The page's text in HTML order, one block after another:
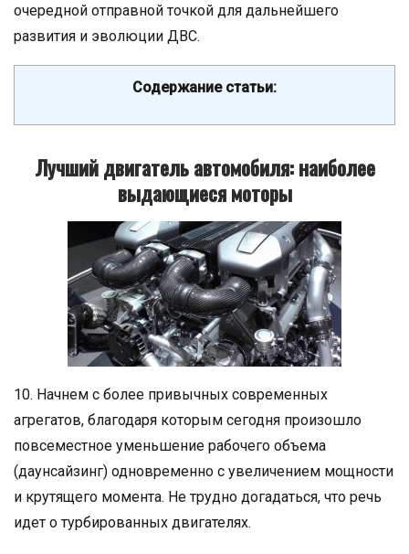
очередной отправной точкой для дальнейшего
развития и эволюции ДВС.
Содержание статьи:
Лучший двигатель автомобиля: наиболее
выдающиеся моторы
10. Начнем с более привычных современных
агрегатов, благодаря которым сегодня произошло
повсеместное уменьшение рабочего объема
(даунсайзинг) одновременно с увеличением мощности
и крутящего момента. Не трудно догадаться, что речь
идет о турбированных двигателях.